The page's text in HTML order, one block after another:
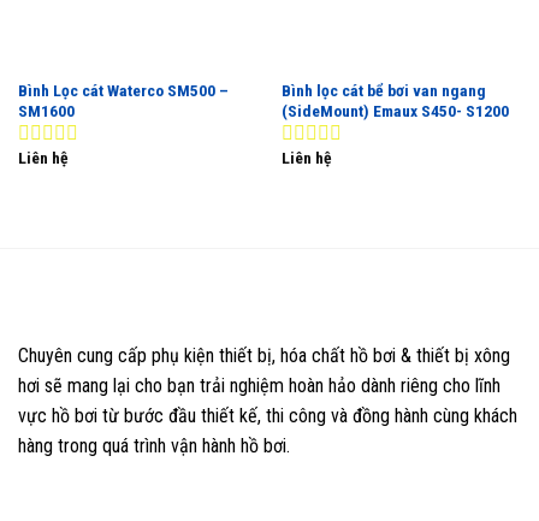
Bình Lọc cát Waterco SM500 –
SM1600
0
Liên hệ
Bình lọc cát bể bơi van ngang
(SideMount) Emaux S450- S1200
0
Liên hệ
Chuyên cung cấp phụ kiện thiết bị, hóa chất hồ bơi & thiết bị xông
hơi sẽ mang lại cho bạn trải nghiệm hoàn hảo dành riêng cho lĩnh
vực hồ bơi từ bước đầu thiết kế, thi công và đồng hành cùng khách
hàng trong quá trình vận hành hồ bơi.